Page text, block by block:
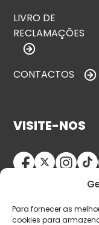
Para fornecer as
cookies para
LIVRO DE
RECLAMAÇÕES
CONTACTOS
VISITE-NOS